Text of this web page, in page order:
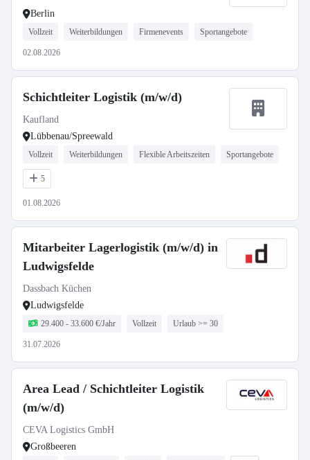
Berlin
Vollzeit Weiterbildungen Firmenevents Sportangebote
02.08.2026
Schichtleiter Logistik (m/w/d)
Kaufland
Lübbenau/Spreewald
Vollzeit Weiterbildungen Flexible Arbeitszeiten Sportangebote
5
01.08.2026
Mitarbeiter Lagerlogistik (m/w/d) in
Ludwigsfelde
Dassbach Küchen
Ludwigsfelde
29.400 - 33.600 €/Jahr Vollzeit Urlaub >= 30
31.07.2026
Area Lead / Schichtleiter Logistik
(m/w/d)
CEVA Logistics GmbH
Großbeeren